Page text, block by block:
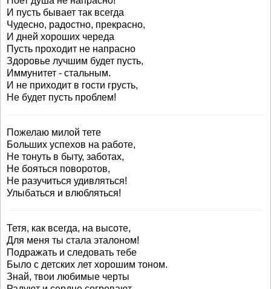
И пусть бывает так всегда
Чудесно, радостно, прекрасно,
И дней хороших череда
Пусть проходит не напрасно
Здоровье лучшим будет пусть,
Иммунитет - стальным.
И не приходит в гости грусть,
Не будет пусть проблем!
Пожелаю милой тете
Больших успехов на работе,
Не тонуть в быту, заботах,
Не бояться поворотов,
Не разучиться удивляться!
Улыбаться и влюбляться!
Тетя, как всегда, на высоте,
Для меня ты стала эталоном!
Подражать и следовать тебе
Было с детских лет хорошим тоном.
Знай, твои любимые черты